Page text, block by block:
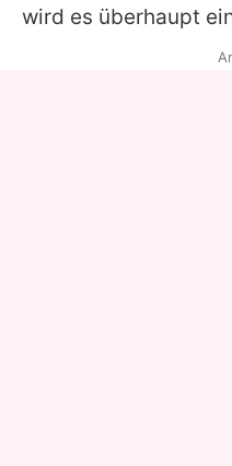
wird es überhaupt